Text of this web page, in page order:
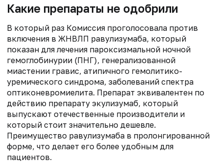
Какие препараты не одобрили
В который раз Комиссия проголосовала против
включения в ЖНВЛП равулизумаба, который
показан для лечения пароксизмальной ночной
гемоглобинурии (ПНГ), генерализованной
миастении гравис, атипичного гемолитико-
уремического синдрома, заболеваний спектра
оптиконевромиелита. Препарат эквивалентен по
действию препарату экулизумаб, который
выпускают отечественные производители и
который стоит значительно дешевле.
Преимущество равулизумаба в пролонгированной
форме, что делает его более удобным для
пациентов.